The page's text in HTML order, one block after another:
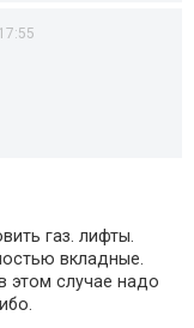
газ. лифты.
вкладные.
этом случае надо